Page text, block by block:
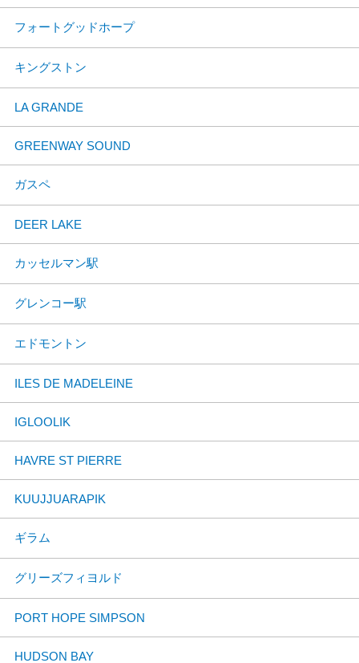
フォートグッドホープ
キングストン
LA GRANDE
GREENWAY SOUND
ガスペ
DEER LAKE
カッセルマン駅
グレンコー駅
エドモントン
ILES DE MADELEINE
IGLOOLIK
HAVRE ST PIERRE
KUUJJUARAPIK
ギラム
グリーズフィヨルド
PORT HOPE SIMPSON
HUDSON BAY